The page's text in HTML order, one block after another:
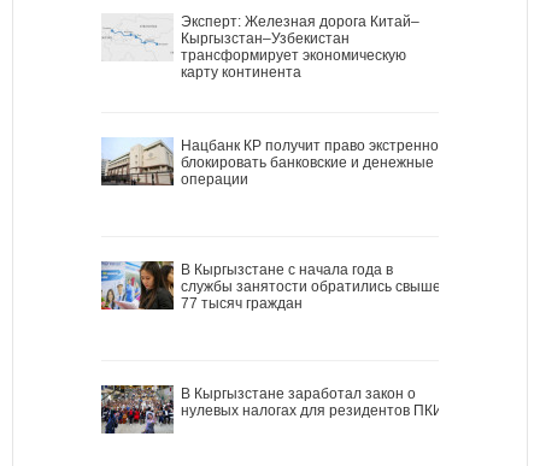
Эксперт: Железная дорога Китай–
Кыргызстан–Узбекистан
трансформирует экономическую
карту континента
Нацбанк КР получит право экстренно
блокировать банковские и денежные
операции
В Кыргызстане с начала года в
службы занятости обратились свыше
77 тысяч граждан
В Кыргызстане заработал закон о
нулевых налогах для резидентов ПКИ